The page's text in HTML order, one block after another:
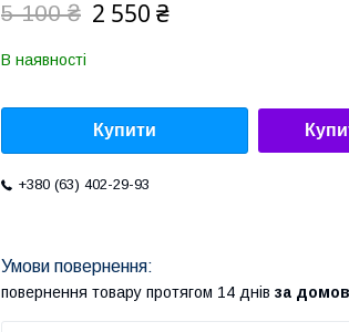
5 100 ₴ 2 550 ₴
В наявності
Купити
+380 (63) 402-29-93
повернення товару протягом 14 днів за